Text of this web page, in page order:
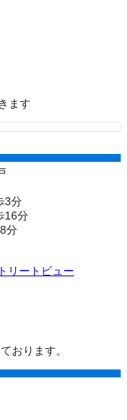
ます
3分
16分
分
リートビュー
おります。